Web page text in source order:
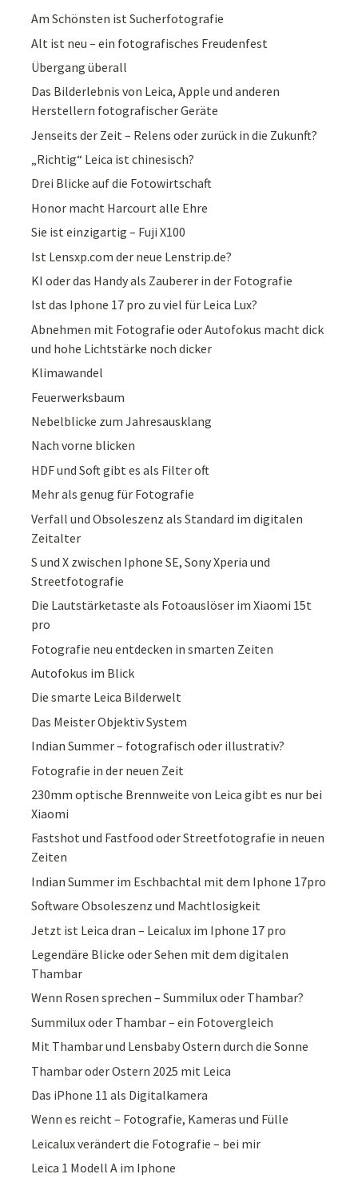
Am Schönsten ist Sucherfotografie
Alt ist neu – ein fotografisches Freudenfest
Übergang überall
Das Bilderlebnis von Leica, Apple und anderen
Herstellern fotografischer Geräte
Jenseits der Zeit – Relens oder zurück in die Zukunft?
„Richtig“ Leica ist chinesisch?
Drei Blicke auf die Fotowirtschaft
Honor macht Harcourt alle Ehre
Sie ist einzigartig – Fuji X100
Ist Lensxp.com der neue Lenstrip.de?
KI oder das Handy als Zauberer in der Fotografie
Ist das Iphone 17 pro zu viel für Leica Lux?
Abnehmen mit Fotografie oder Autofokus macht dick
und hohe Lichtstärke noch dicker
Klimawandel
Feuerwerksbaum
Nebelblicke zum Jahresausklang
Nach vorne blicken
HDF und Soft gibt es als Filter oft
Mehr als genug für Fotografie
Verfall und Obsoleszenz als Standard im digitalen
Zeitalter
S und X zwischen Iphone SE, Sony Xperia und
Streetfotografie
Die Lautstärketaste als Fotoauslöser im Xiaomi 15t
pro
Fotografie neu entdecken in smarten Zeiten
Autofokus im Blick
Die smarte Leica Bilderwelt
Das Meister Objektiv System
Indian Summer – fotografisch oder illustrativ?
Fotografie in der neuen Zeit
230mm optische Brennweite von Leica gibt es nur bei
Xiaomi
Fastshot und Fastfood oder Streetfotografie in neuen
Zeiten
Indian Summer im Eschbachtal mit dem Iphone 17pro
Software Obsoleszenz und Machtlosigkeit
Jetzt ist Leica dran – Leicalux im Iphone 17 pro
Legendäre Blicke oder Sehen mit dem digitalen
Thambar
Wenn Rosen sprechen – Summilux oder Thambar?
Summilux oder Thambar – ein Fotovergleich
Mit Thambar und Lensbaby Ostern durch die Sonne
Thambar oder Ostern 2025 mit Leica
Das iPhone 11 als Digitalkamera
Wenn es reicht – Fotografie, Kameras und Fülle
Leicalux verändert die Fotografie – bei mir
Leica 1 Modell A im Iphone